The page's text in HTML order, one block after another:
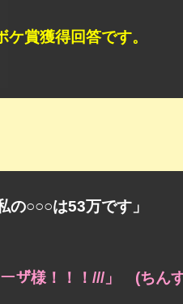
賞獲得回答です。
の○○○は53万です」
ーザ様！！！///」 (ちん